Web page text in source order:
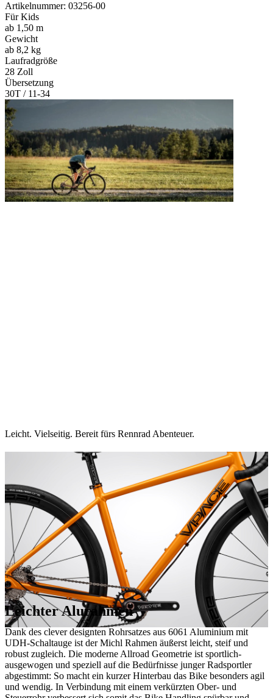
Artikelnummer: 03256-00
Für Kids
ab 1,50 m
Gewicht
ab 8,2 kg
Laufradgröße
28 Zoll
Übersetzung
30T / 11-34
Leicht. Vielseitig. Bereit fürs Rennrad Abenteuer.
Leichter Alurahmen
Dank des clever designten Rohrsatzes aus 6061 Aluminium mit
UDH-Schaltauge ist der Michl Rahmen äußerst leicht, steif und
robust zugleich. Die moderne Allroad Geometrie ist sportlich-
ausgewogen und speziell auf die Bedürfnisse junger Radsportler
abgestimmt: So macht ein kurzer Hinterbau das Bike besonders agil
und wendig. In Verbindung mit einem verkürzten Ober- und